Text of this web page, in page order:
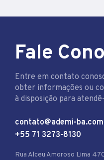
Fale
Entre em contato
obter informações ou
à disposição para
contato@ademi-
+55 71 3273-8130
Rua Alceu Amoroso Lima